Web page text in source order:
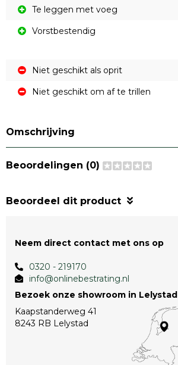
Te leggen met voeg
Vorstbestendig
Niet geschikt als oprit
Niet geschikt om af te trillen
Omschrijving
Beoordelingen (0)
Beoordeel dit product
Neem direct contact met ons op
0320 - 219170
info@onlinebestrating.nl
Bezoek onze showroom in Lelystad
Kaapstanderweg 41
8243 RB Lelystad